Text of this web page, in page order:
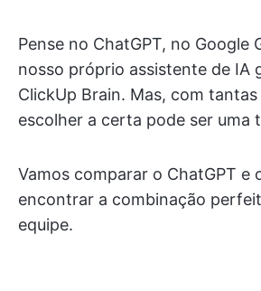
Pense no ChatGPT, no Google
nosso próprio assistente de IA
ClickUp Brain. Mas, com
escolher a certa pode ser uma
Vamos comparar o ChatGPT e
encontrar a combinação
equipe.